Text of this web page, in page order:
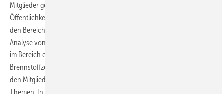
Mitglieder gegenüber der Bundespolitik, den Medien und der
Öffentlichkeit und berichtet direkt an das Präsidium. Zuvor leitete sie
den Bereich Politik und Regulierung beim DWV und war für die
Analyse von nationalen und europäischen Gesetzgebungsprozessen
im Bereich erneuerbare Energien, insbesondere Wasserstoff- und
Brennstoffzellen-Technologie, zuständig. Sie entwickelte zudem mit
den Mitgliedern die Verbandspositionen zu energiepolitischen
Themen. In Zukunft wird der Vorstand außerdem in einer